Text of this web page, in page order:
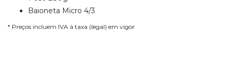
Baioneta Micro 4/3
* Preços incluem IVA à taxa (legal) em vigor